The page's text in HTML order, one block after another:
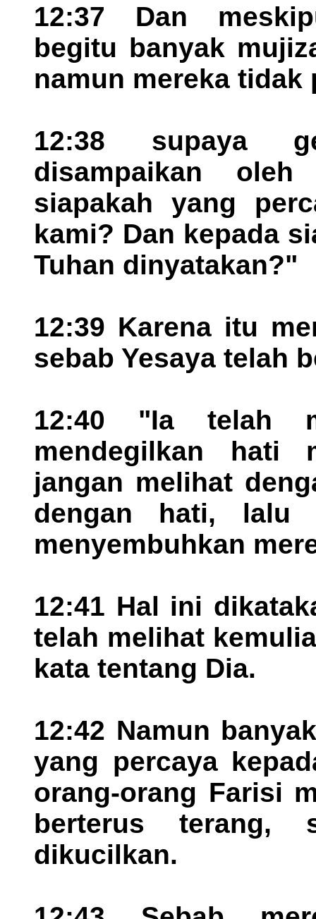
12:37 Dan
begitu banyak
namun mereka tidak
12:38 supaya
disampaikan
siapakah yang
kami? Dan kepada
Tuhan dinyatakan?"
12:39 Karena itu
sebab Yesaya telah
12:40 "Ia telah
mendegilkan hati
jangan melihat
dengan hati, lalu
menyembuhkan
12:41 Hal ini
telah melihat
kata tentang Dia.
12:42 Namun
yang percaya
orang-orang Farisi
berterus terang,
dikucilkan.